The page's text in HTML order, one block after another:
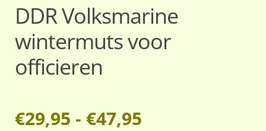
DDR Volksmarine
wintermuts voor
officieren
€29,95 - €47,95